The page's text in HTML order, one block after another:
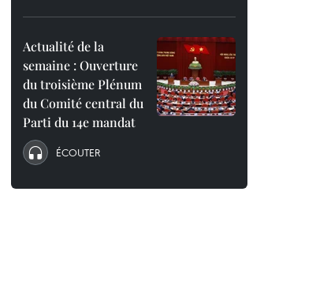
Actualité de la
semaine : Ouverture
du troisième Plénum
du Comité central du
Parti du 14e mandat
ÉCOUTER